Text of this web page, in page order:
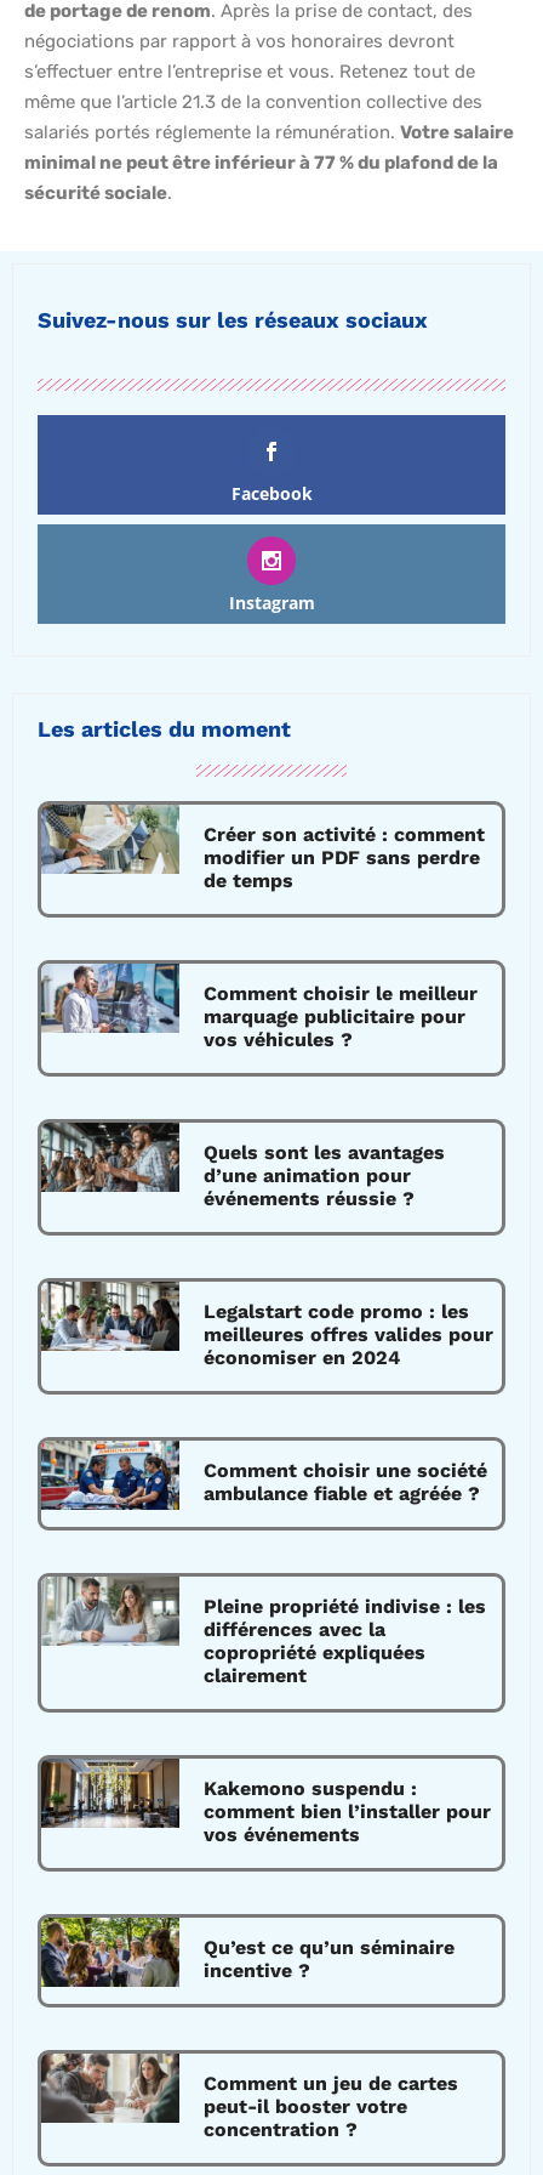
de portage de renom. Après la prise de contact, des
négociations par rapport à vos honoraires devront
s’effectuer entre l’entreprise et vous. Retenez tout de
même que l’article 21.3 de la convention collective des
salariés portés réglemente la rémunération. Votre salaire
minimal ne peut être inférieur à 77 % du plafond de la
sécurité sociale.
Suivez-nous sur les réseaux sociaux
Facebook
Instagram
Les articles du moment
Créer son activité : comment
modifier un PDF sans perdre
de temps
Comment choisir le meilleur
marquage publicitaire pour
vos véhicules ?
Quels sont les avantages
d’une animation pour
événements réussie ?
Legalstart code promo : les
meilleures offres valides pour
économiser en 2024
Comment choisir une société
ambulance fiable et agréée ?
Pleine propriété indivise : les
différences avec la
copropriété expliquées
clairement
Kakemono suspendu :
comment bien l’installer pour
vos événements
Qu’est ce qu’un séminaire
incentive ?
Comment un jeu de cartes
peut-il booster votre
concentration ?